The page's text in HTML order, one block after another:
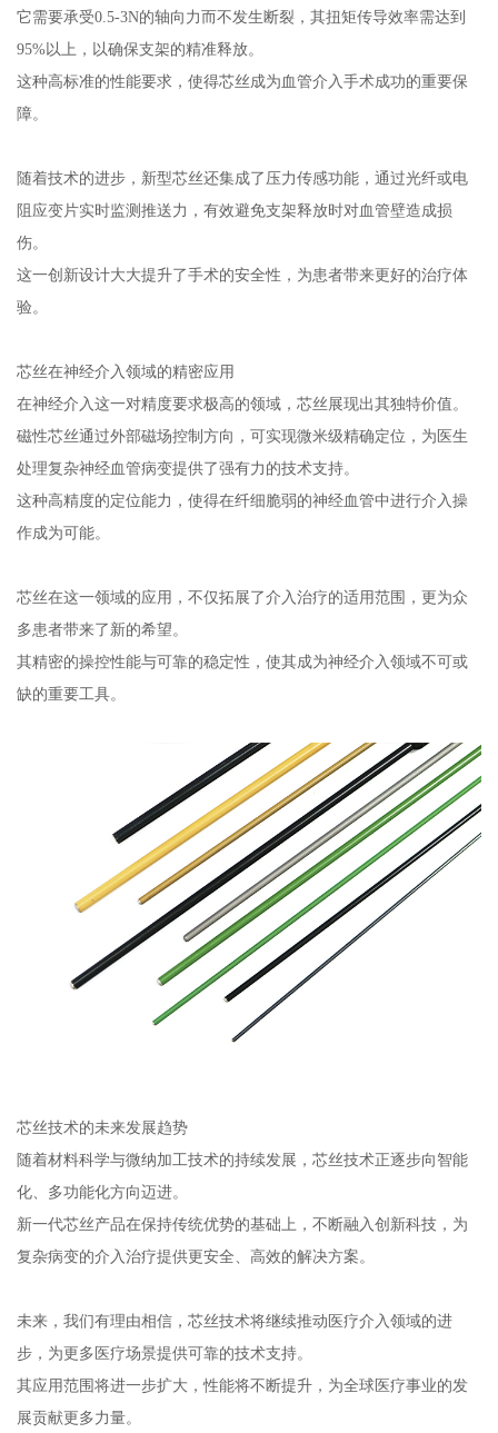
它需要承受0.5-3N的轴向力而不发生断裂，其扭矩传导效率需达到
95%以上，以确保支架的精准释放。
这种高标准的性能要求，使得芯丝成为血管介入手术成功的重要保
障。
随着技术的进步，新型芯丝还集成了压力传感功能，通过光纤或电
阻应变片实时监测推送力，有效避免支架释放时对血管壁造成损
伤。
这一创新设计大大提升了手术的安全性，为患者带来更好的治疗体
验。
芯丝在神经介入领域的精密应用
在神经介入这一对精度要求极高的领域，芯丝展现出其独特价值。
磁性芯丝通过外部磁场控制方向，可实现微米级精确定位，为医生
处理复杂神经血管病变提供了强有力的技术支持。
这种高精度的定位能力，使得在纤细脆弱的神经血管中进行介入操
作成为可能。
芯丝在这一领域的应用，不仅拓展了介入治疗的适用范围，更为众
多患者带来了新的希望。
其精密的操控性能与可靠的稳定性，使其成为神经介入领域不可或
缺的重要工具。
芯丝技术的未来发展趋势
随着材料科学与微纳加工技术的持续发展，芯丝技术正逐步向智能
化、多功能化方向迈进。
新一代芯丝产品在保持传统优势的基础上，不断融入创新科技，为
复杂病变的介入治疗提供更安全、高效的解决方案。
未来，我们有理由相信，芯丝技术将继续推动医疗介入领域的进
步，为更多医疗场景提供可靠的技术支持。
其应用范围将进一步扩大，性能将不断提升，为全球医疗事业的发
展贡献更多力量。